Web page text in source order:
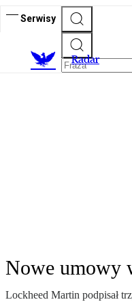
Serwisy
Radar
Nowe umowy
Lockheed Martin podpisał